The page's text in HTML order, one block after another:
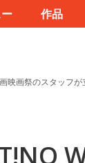
作品
画祭のスタッフ